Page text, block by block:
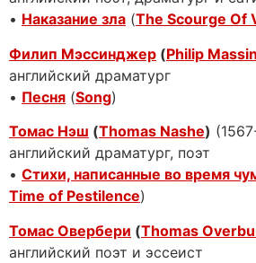
• Наказание зла (The Scourge Of
Филип Мэссинджер (Philip
английский драматург
• Песня (Song)
Томас Нэш (Thomas Nashe)
английский драматург, поэт
• Стихи, написанные во время
Time of Pestilence)
Томас Овербери (Thomas
английский поэт и эссеист